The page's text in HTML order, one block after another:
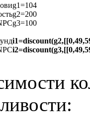
g1=104
g2=200
g3=100